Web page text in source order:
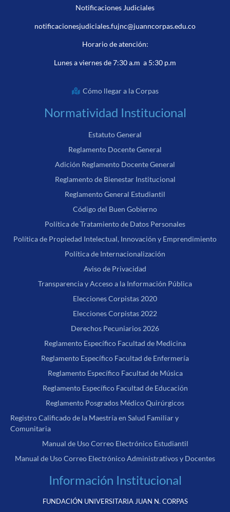
Notificaciones Judiciales
notificacionesjudiciales.fujnc@juanncorpas.edu.co
Horario de atención:
Lunes a viernes de 7:30 a.m a 5:30 p.m
Cómo llegar a la Corpas
Normatividad Institucional
Estatuto General
Reglamento Docente General
Adición Reglamento Docente General
Reglamento de Bienestar Institucional
Reglamento General Estudiantil
Código del Buen Gobierno
Política de Tratamiento de Datos Personales
Política de Propiedad Intelectual, Innovación y Emprendimiento
Política de Internacionalización
Aviso de Privacidad
Transparencia y Acceso a la Información Pública
Elecciones Corpistas 2020
Elecciones Corpistas 2022
Derechos Pecuniarios 2026
Reglamento Específico Facultad de Medicina
Reglamento Específico Facultad de Enfermería
Reglamento Específico Facultad de Música
Reglamento Específico Facultad de Educación
Reglamento Posgrados Médico Quirúrgicos
Registro Calificado de la Maestría en Salud Familiar y
Comunitaria
Manual de Uso Correo Electrónico Estudiantil
Manual de Uso Correo Electrónico Administrativos y Docentes
Información Institucional
FUNDACIÓN UNIVERSITARIA JUAN N. CORPAS